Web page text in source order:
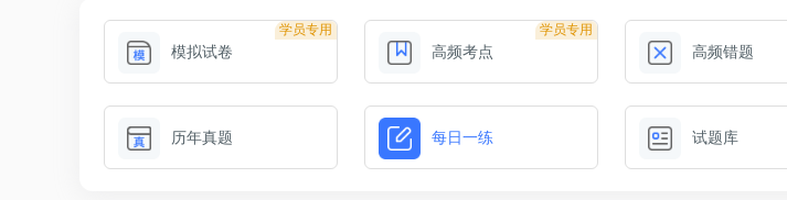
学员专用
模拟试卷
学员专用
高频考点 高频错题
历年真题 每日一练 试题库